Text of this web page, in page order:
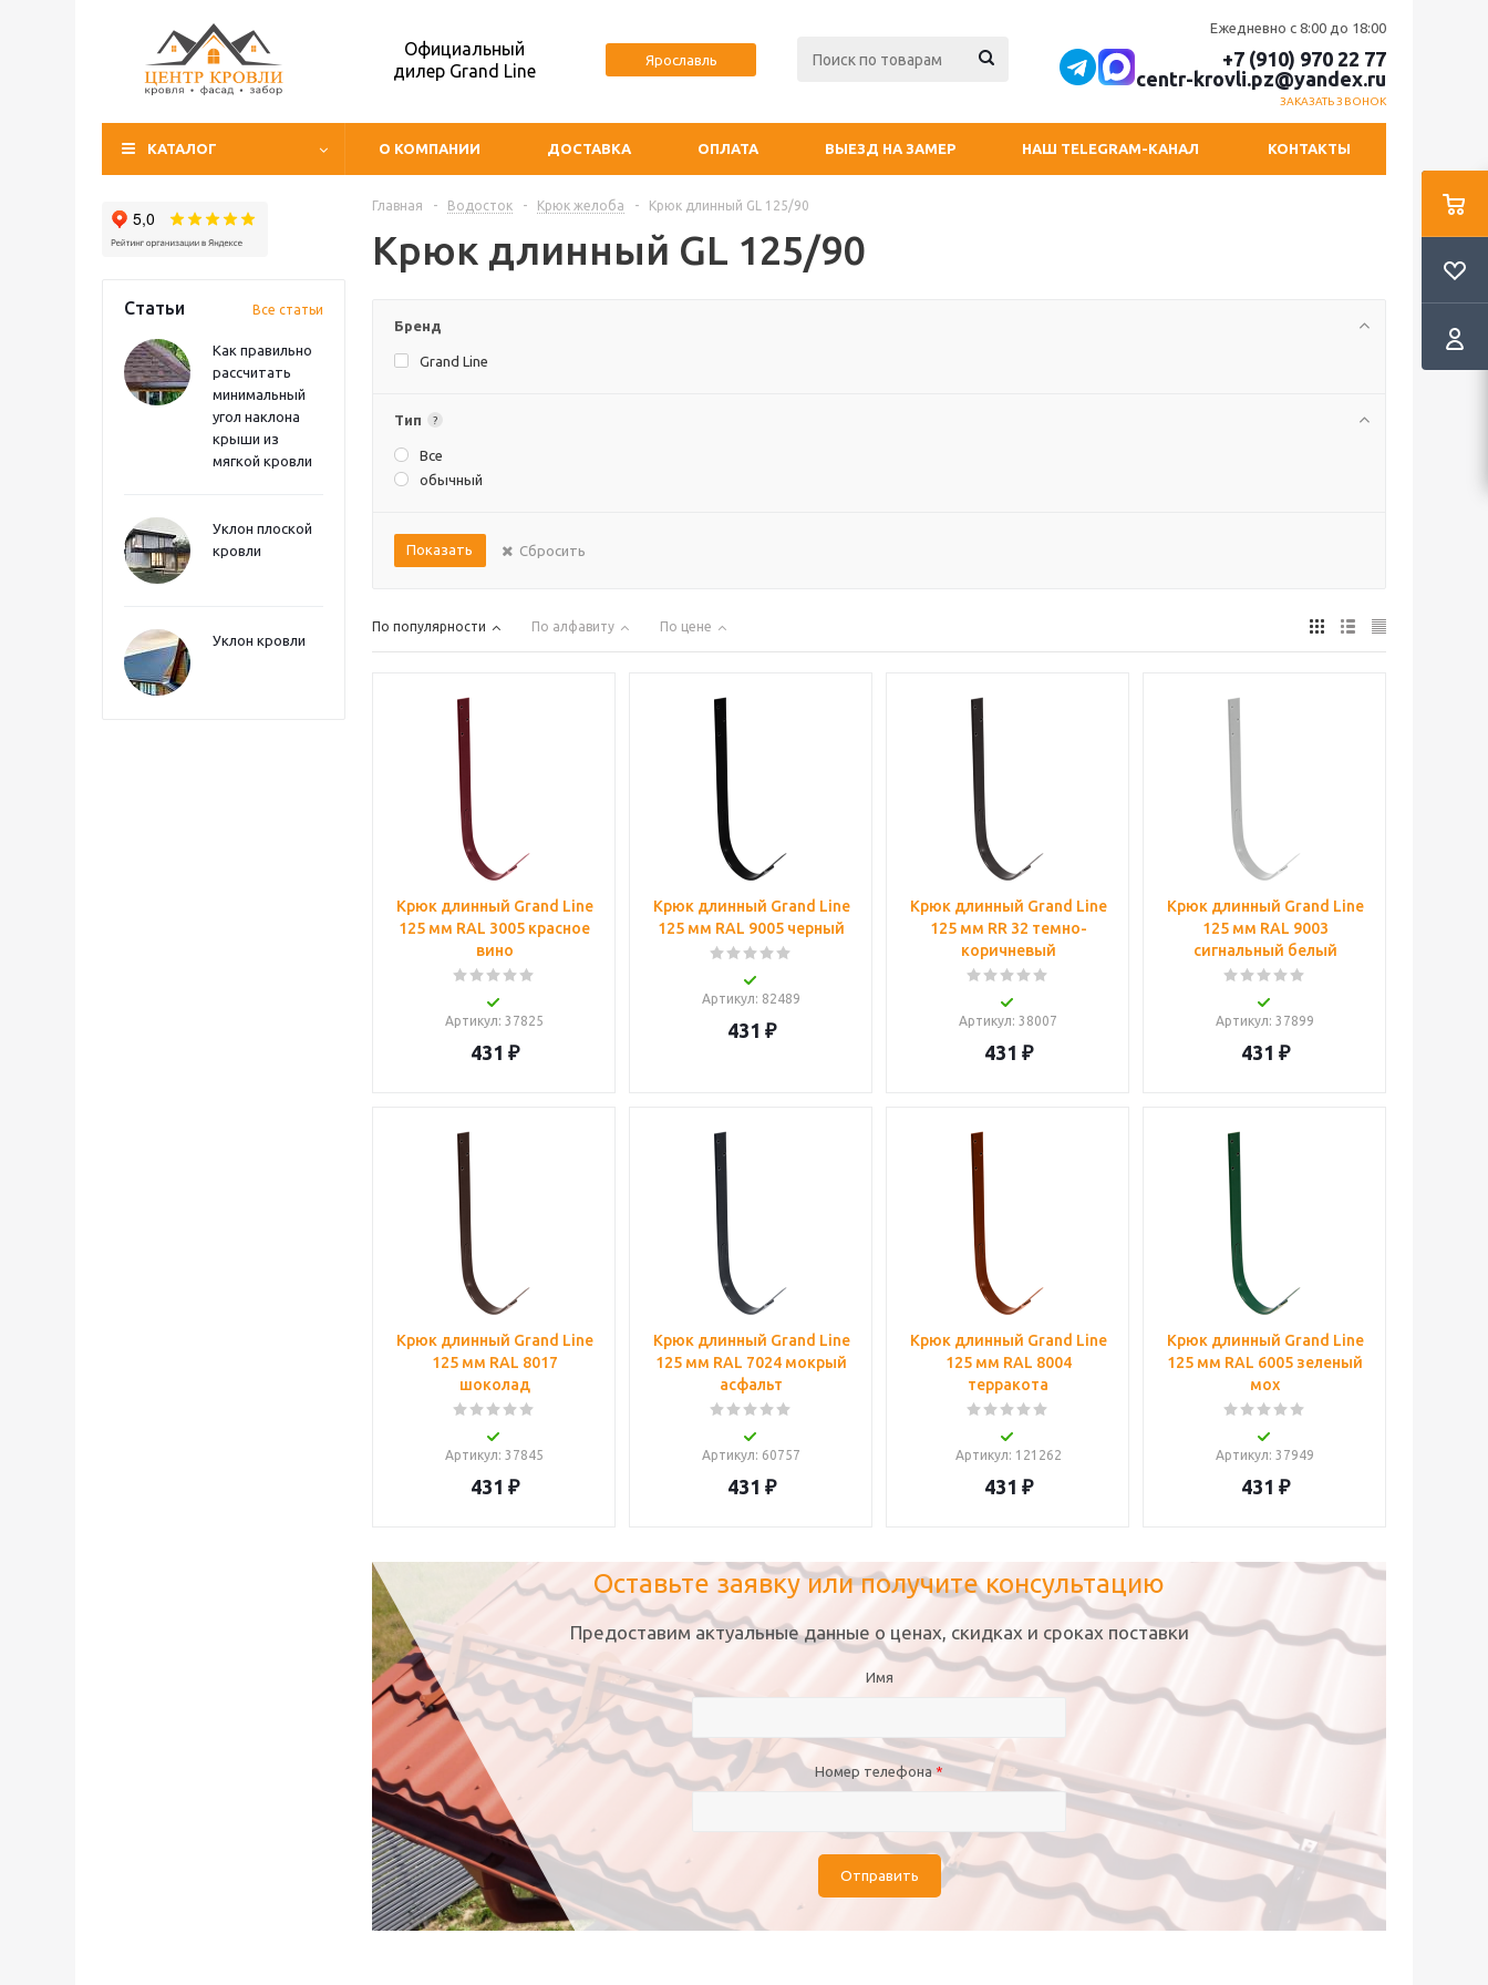
Официальный
дилер Grand Line
Ярославль
Ежедневно с 8:00 до 18:00
+7 (910) 970 22 77
centr-krovli.pz@yandex.ru
ЗАКАЗАТЬ ЗВОНОК
КАТАЛОГ О КОМПАНИИ ДОСТАВКА ОПЛАТА ВЫЕЗД НА ЗАМЕР НАШ TELEGRAM-КАНАЛ КОНТАКТЫ
Статьи Все статьи
Как правильно
рассчитать
минимальный
угол наклона
крыши из
мягкой кровли
Уклон плоской
кровли
Уклон кровли
Главная - Водосток - Крюк желоба - Крюк длинный GL 125/90
Крюк длинный GL 125/90
Бренд
Grand Line
Тип ?
Все
обычный
Показать Сбросить
По популярности По алфавиту По цене
Крюк длинный Grand Line
125 мм RAL 3005 красное
вино
Артикул: 37825
431 ₽
Крюк длинный Grand Line
125 мм RAL 9005 черный
Артикул: 82489
431 ₽
Крюк длинный Grand Line
125 мм RR 32 темно-
коричневый
Артикул: 38007
431 ₽
Крюк длинный Grand Line
125 мм RAL 9003
сигнальный белый
Артикул: 37899
431 ₽
Крюк длинный Grand Line
125 мм RAL 8017
шоколад
Артикул: 37845
431 ₽
Крюк длинный Grand Line
125 мм RAL 7024 мокрый
асфальт
Артикул: 60757
431 ₽
Крюк длинный Grand Line
125 мм RAL 8004
терракота
Артикул: 121262
431 ₽
Крюк длинный Grand Line
125 мм RAL 6005 зеленый
мох
Артикул: 37949
431 ₽
Оставьте заявку или получите консультацию
Предоставим актуальные данные о ценах, скидках и сроках поставки
Имя
Номер телефона*
Отправить